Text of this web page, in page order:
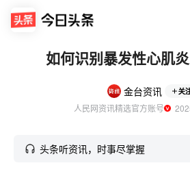
如何识别暴发性心肌炎
金台资讯 关
人民网资讯精选官方账号
头条听资讯，时事尽掌握